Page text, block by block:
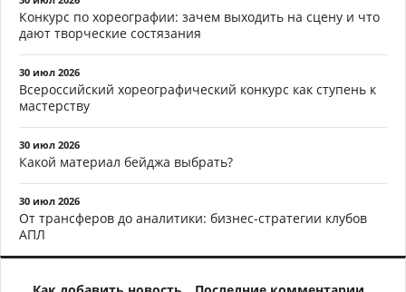
Конкурс по хореографии: зачем выходить на сцену и что
дают творческие состязания
30 июл 2026
Всероссийский хореографический конкурс как ступень к
мастерству
30 июл 2026
Какой материал бейджа выбрать?
30 июл 2026
От трансферов до аналитики: бизнес-стратегии клубов
АПЛ